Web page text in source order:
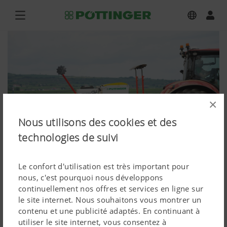
×
Nous utilisons des cookies et des
technologies de suivi
Le confort d'utilisation est très important pour
nous, c'est pourquoi nous développons
continuellement nos offres et services en ligne sur
le site internet. Nous souhaitons vous montrer un
contenu et une publicité adaptés. En continuant à
utiliser le site internet, vous consentez à
VITASEM M 3000 DD, LION 3030
MASTER